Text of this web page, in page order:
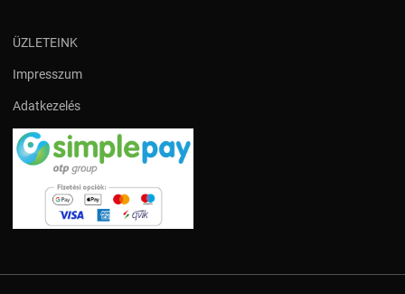
ÜZLETEINK
Impresszum
Adatkezelés